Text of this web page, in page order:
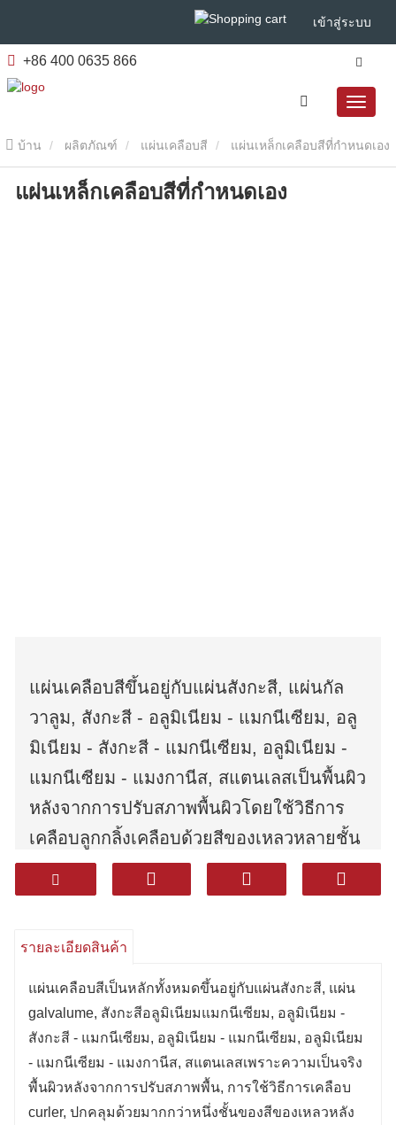
เข้าสู่ระบบ
+86 400 0635 866
บ้าน ผลิตภัณฑ์ แผ่นเคลือบสี แผ่นเหล็กเคลือบสีที่กําหนดเอง
แผ่นเหล็กเคลือบสีที่กําหนดเอง
แผ่นเคลือบสีขึ้นอยู่กับแผ่นสังกะสี, แผ่นกัล
วาลูม, สังกะสี - อลูมิเนียม - แมกนีเซียม, อลู
มิเนียม - สังกะสี - แมกนีเซียม, อลูมิเนียม -
แมกนีเซียม - แมงกานีส, สแตนเลสเป็นพื้นผิว
หลังจากการปรับสภาพพื้นผิวโดยใช้วิธีการ
เคลือบลูกกลิ้งเคลือบด้วยสีของเหลวหลายชั้น
หลังจากอบอบอบและเย็น ใช้โพลีเอสเตอร์
โพลีเอสเตอร์ดัดแปลงซิลิกอนโพลีเอสเตอร์
อีพ็อกซี่และสารเคลือบ ป้องกันการกัดกร่อนที่
ปิดผนึกสูง
มีความทนทานที่ดีเยี่ยมทนต่อการกัดกร่อน
และขึ้นรูปได้ ดีเยี่ยม (การขึ้นรูป)
ผลิตภัณฑ์ที่ใช้กันอย่างแพร่หลายในเครื่องใช้
ในครัวเรือนการตกแต่งการก่อสร้างยานยนต์
รายละเอียดสินค้า
แผ่นเคลือบสีเป็นหลักทั้งหมดขึ้นอยู่กับแผ่นสังกะสี, แผ่น
galvalume, สังกะสีอลูมิเนียมแมกนีเซียม, อลูมิเนียม -
สังกะสี - แมกนีเซียม, อลูมิเนียม - แมกนีเซียม, อลูมิเนียม
- แมกนีเซียม - แมงกานีส, สแตนเลสเพราะความเป็นจริง
พื้นผิวหลังจากการปรับสภาพพื้น, การใช้วิธีการเคลือบ
curler, ปกคลุมด้วยมากกว่าหนึ่งชั้นของสีของเหลวหลัง